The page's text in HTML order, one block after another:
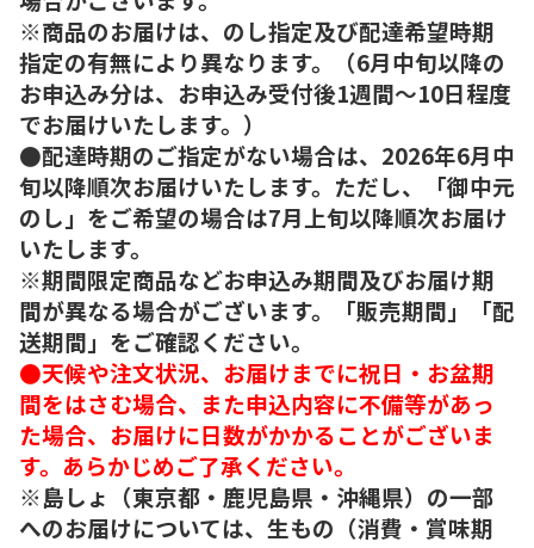
※商品のお届けは、のし指定及び配達希望時期
指定の有無により異なります。（6月中旬以降の
お申込み分は、お申込み受付後1週間～10日程度
でお届けいたします。）
●配達時期のご指定がない場合は、2026年6月中
旬以降順次お届けいたします。ただし、「御中元
のし」をご希望の場合は7月上旬以降順次お届け
いたします。
※期間限定商品などお申込み期間及びお届け期
間が異なる場合がございます。「販売期間」「配
送期間」をご確認ください。
●天候や注文状況、お届けまでに祝日・お盆期
間をはさむ場合、また申込内容に不備等があっ
た場合、お届けに日数がかかることがございま
す。あらかじめご了承ください。
※島しょ（東京都・鹿児島県・沖縄県）の一部
へのお届けについては、生もの（消費・賞味期